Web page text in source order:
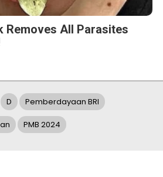
Removes All Parasites
D Pemberdayaan BRI
PMB 2024